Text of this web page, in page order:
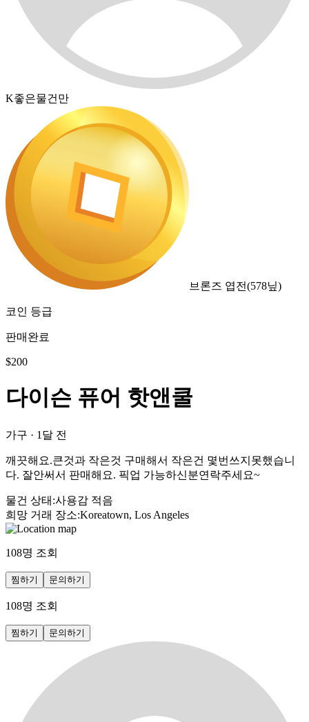
K좋은물건만
브론즈 엽전(578닢)
코인 등급
판매완료
$200
다이슨 퓨어 핫앤쿨
가구 · 1달 전
깨끗해요.큰것과 작은것 구매해서 작은건 몇번쓰지못했습니
다. 잘안써서 판매해요. 픽업 가능하신분연락주세요~
물건 상태 :사용감 적음
희망 거래 장소:Koreatown, Los Angeles
108명 조회
찜하기 문의하기
108명 조회
찜하기 문의하기